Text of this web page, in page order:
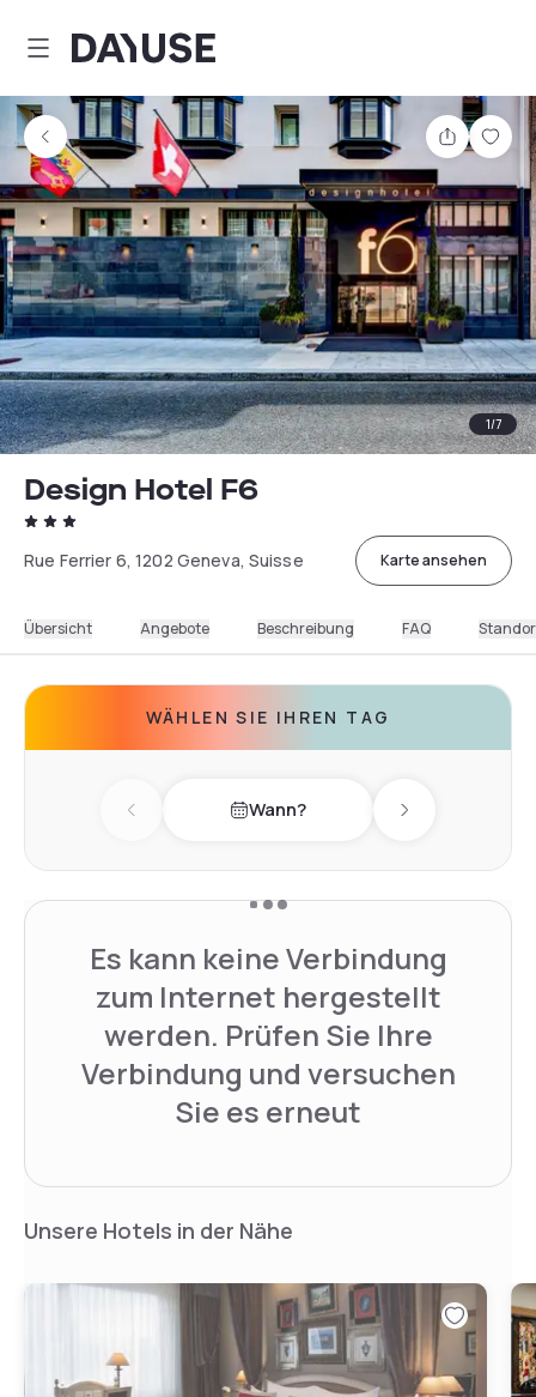
Dayuse
Teilen
1/7
Design Hotel F6
Rue Ferrier 6, 1202 Geneva, Suisse Karte ansehen
Übersicht Angebote Beschreibung FAQ
WÄHLEN SIE IHREN TAG
Previous day Wann? Next day
Es kann keine Verbindung
zum Internet hergestellt
werden. Prüfen Sie Ihre
Verbindung und versuchen
Sie es erneut
Unsere Hotels in der Nähe